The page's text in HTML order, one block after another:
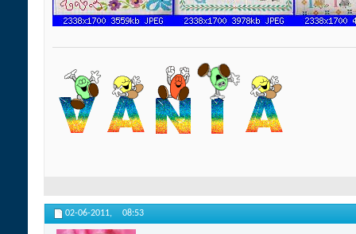
02-06-2011, 08:53